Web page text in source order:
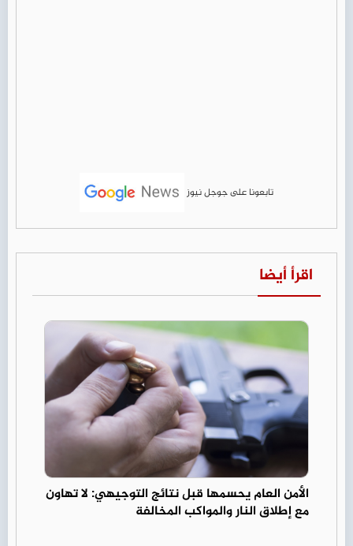
تابعونا على جوجل نيوز
اقرأ أيضا
الأمن العام يحسمها قبل نتائج التوجيهي: لا تهاون
مع إطلاق النار والمواكب المخالفة